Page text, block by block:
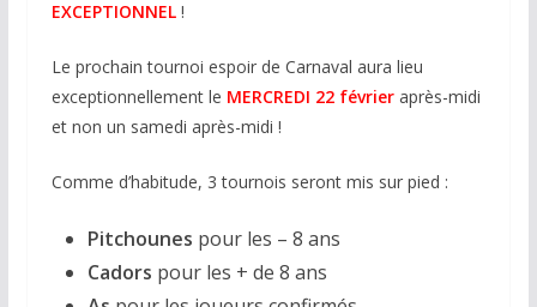
EXCEPTIONNEL!
Le prochain tournoi espoir de Carnaval aura lieu
exceptionnellement le MERCREDI 22 févrieraprès-midi
et non un samedi après-midi !
Comme d’habitude, 3 tournois seront mis sur pied :
Pitchounes pour les – 8 ans
Cadors pour les + de 8 ans